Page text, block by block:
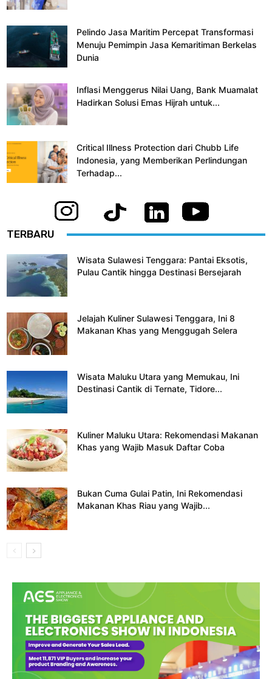
Pelindo Jasa Maritim Percepat Transformasi
Menuju Pemimpin Jasa Kemaritiman Berkelas
Dunia
Inflasi Menggerus Nilai Uang, Bank Muamalat
Hadirkan Solusi Emas Hijrah untuk...
Critical Illness Protection dari Chubb Life
Indonesia, yang Memberikan Perlindungan
Terhadap...
TERBARU
Wisata Sulawesi Tenggara: Pantai Eksotis,
Pulau Cantik hingga Destinasi Bersejarah
Jelajah Kuliner Sulawesi Tenggara, Ini 8
Makanan Khas yang Menggugah Selera
Wisata Maluku Utara yang Memukau, Ini
Destinasi Cantik di Ternate, Tidore...
Kuliner Maluku Utara: Rekomendasi Makanan
Khas yang Wajib Masuk Daftar Coba
Bukan Cuma Gulai Patin, Ini Rekomendasi
Makanan Khas Riau yang Wajib...